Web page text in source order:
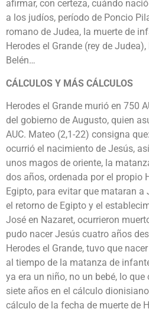
afirmar, con certeza, cuándo
a los judíos, período de Poncio
romano de Judea, la muerte de
Herodes el Grande (rey de
Belén…
CÁLCULOS Y MÁS CÁLCULOS
Herodes el Grande murió en 750
del gobierno de Augusto, quien
AUC. Mateo (2,1-22) consigna
ocurrió el nacimiento de Jesús,
unos magos de oriente, la
dos años, ordenada por el propio
Egipto, para evitar que mataran a
el retorno de Egipto y el
José en Nazaret, ocurrieron
pudo nacer Jesús cuatro años
Herodes el Grande, tuvo que
al tiempo de la matanza de
ya era un niño, no un bebé, lo
siete años en el cálculo
cálculo de la fecha de muerte de